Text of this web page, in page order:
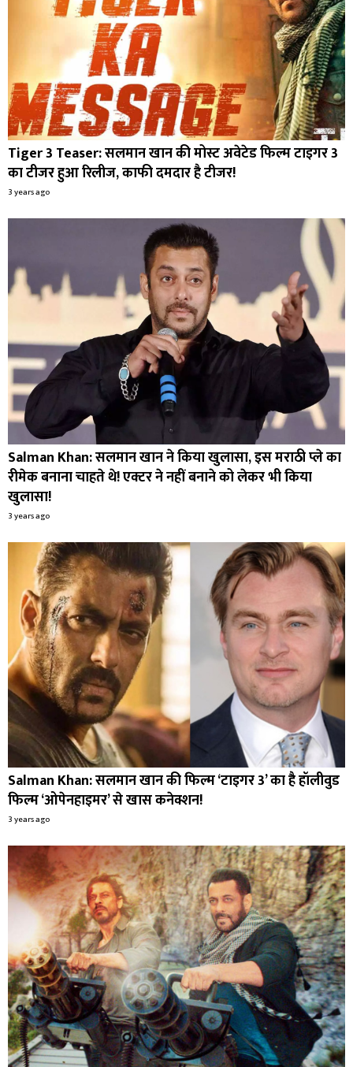
Tiger 3 Teaser: सलमान खान की मोस्ट अवेटेड फिल्म टाइगर 3
का टीजर हुआ रिलीज, काफी दमदार है टीजर!
3 years ago
Salman Khan: सलमान खान ने किया खुलासा, इस मराठी प्ले का
रीमेक बनाना चाहते थे! एक्टर ने नहीं बनाने को लेकर भी किया
खुलासा!
3 years ago
Salman Khan: सलमान खान की फिल्म ‘टाइगर 3’ का है हॉलीवुड
फिल्म ‘ओपेनहाइमर’ से खास कनेक्शन!
3 years ago